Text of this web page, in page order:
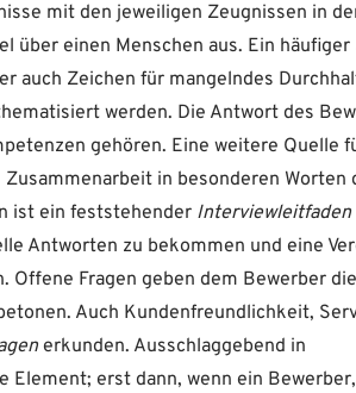
mit den jeweiligen Zeugnissen in
über einen Menschen aus. Ein häufiger
auch Zeichen für mangelndes
werden. Die Antwort des
gehören. Eine weitere Quelle
Zusammenarbeit in besonderen Worten
ist ein feststehender Interviewleitfaden
Antworten zu bekommen und eine
Fragen geben dem Bewerber
Auch Kundenfreundlichkeit,
erkunden. Ausschlaggebend in
erst dann, wenn ein